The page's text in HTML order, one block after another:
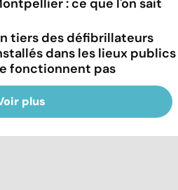
tiers des défibrillateurs
dans les lieux publics
fonctionnent pas
plus